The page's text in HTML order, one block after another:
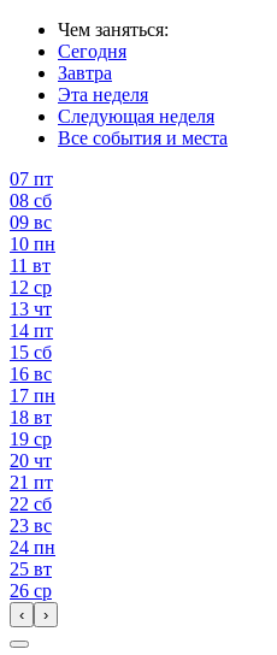
Чем заняться:
Сегодня
Завтра
Эта неделя
Следующая неделя
Все события и места
07 пт
08 сб
09 вс
10 пн
11 вт
12 ср
13 чт
14 пт
15 сб
16 вс
17 пн
18 вт
19 ср
20 чт
21 пт
22 сб
23 вс
24 пн
25 вт
26 ср
‹ ›